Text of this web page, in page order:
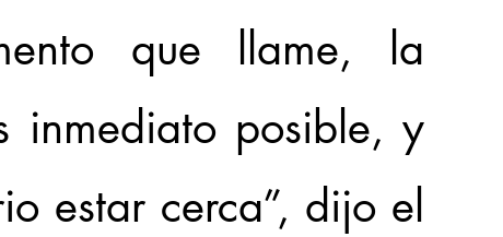
que llame, la
inmediato posible, y
estar cerca”, dijo el